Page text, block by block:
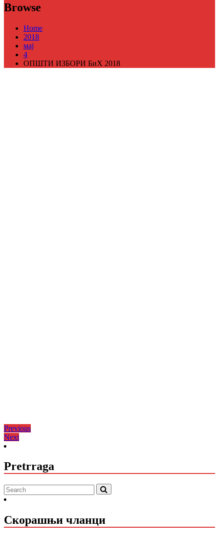
Browse
Home
2018
мај
4
ОПШТИ ИЗБОРИ БиХ 2018
Кретање
чланка
PreviousPrevious
NextNext
Pretrraga
Скорашњи чланци